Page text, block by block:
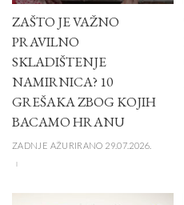
ZAŠTO JE VAŽNO
PRAVILNO
SKLADIŠTENJE
NAMIRNICA? 10
GREŠAKA ZBOG KOJIH
BACAMO HRANU
ZADNJE AŽURIRANO 29.07.2026.